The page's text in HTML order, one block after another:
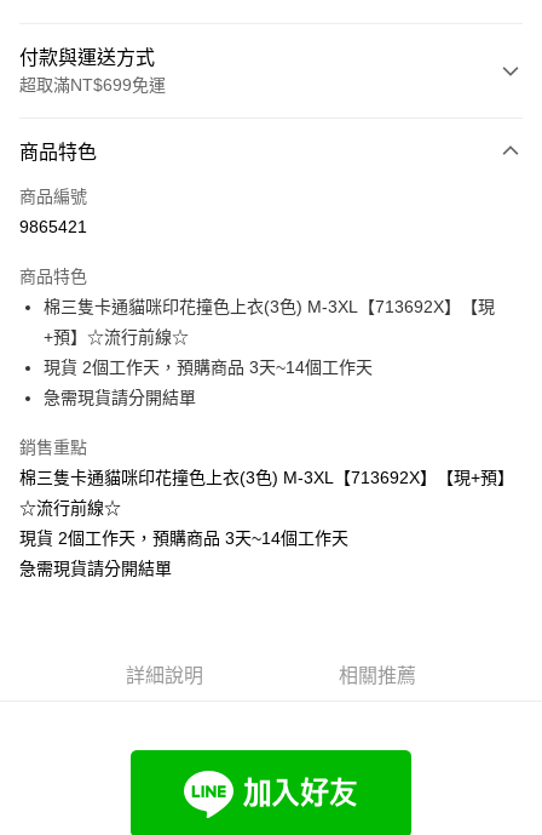
付款與運送方式
超取滿NT$699免運
信用卡一次付款
超商取貨付款
Apple Pay
街口支付
悠遊付
Google Pay
全支付
大哥付你分期
2.付款方式選擇「大哥付你分期」，訂單成立後會自動跳轉到大哥付的交易
4.訂單成立30分鐘內，如未前往確認交易或遇審核未通過，訂單將自動取
消。如遇「轉專審核」未通過狀況，表示未達大哥付你分期系統評分，恕無
１．簡單：不需註冊會員、不需綁卡、不需儲值。
２．便利：只要手機號碼，簡訊認證，即可結帳。
３．安心：先確認商品／服務後，再付款。
「Hami Point」為中華電信所提供之點數服務，可於會員專區綁定中華電信
會員帳號後，即可在購物車使用 Hami Point 折抵消費金額 (1點等於1元)。
商品特色
商品編號
9865421
商品特色
棉三隻卡通貓咪印花撞色上衣(3色) M-3XL【713692X】【現
+預】☆流行前線☆
現貨 2個工作天，預購商品 3天~14個工作天
急需現貨請分開結單
銷售重點
棉三隻卡通貓咪印花撞色上衣(3色) M-3XL【713692X】【現+預】
☆流行前線☆
現貨 2個工作天，預購商品 3天~14個工作天
急需現貨請分開結單
詳細說明 相關推薦